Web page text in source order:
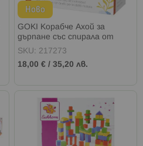
Ново
GOKI Корабче Ахой за
дърпане със спирала от
мъниста
SKU: 217273
18,00 € /35,20 лв.